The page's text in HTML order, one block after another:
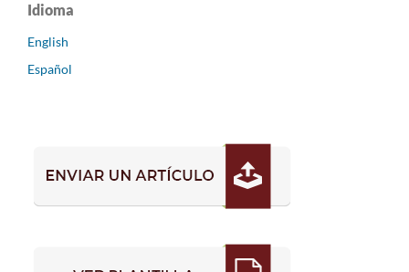
Idioma
English
Español